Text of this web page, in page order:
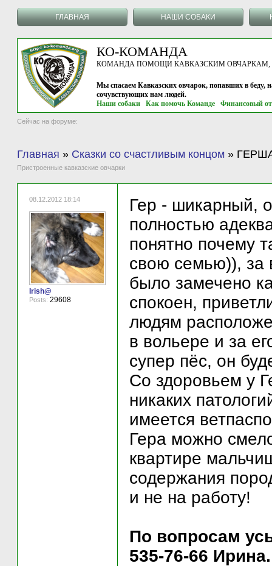
ГЛАВНАЯ НАШИ СОБАКИ
КО-КОМАНДА
КОМАНДА ПОМОЩИ КАВКАЗСКИМ ОВЧАРКАМ, г.
Мы спасаем Кавказских овчарок, попавших в беду,
сочувствующих нам людей.
Наши собаки
Как помочь Команде Финансовый
Сейчас на форуме:
Главная » Сказки со счастливым концом »
Пристроенные кавказские овчарки
08.12.2012 18:14
Irish@
Posts: 29608
Гер - шикарный,
полностью
понятно почему
свою семью)), за
было замечено
спокоен,
людям
в вольере и за
супер пёс, он
Со здоровьем у
никаких
имеется
Гера можно
квартире
содержания
и не на работу!
По вопросам
535-76-66 Ирина.